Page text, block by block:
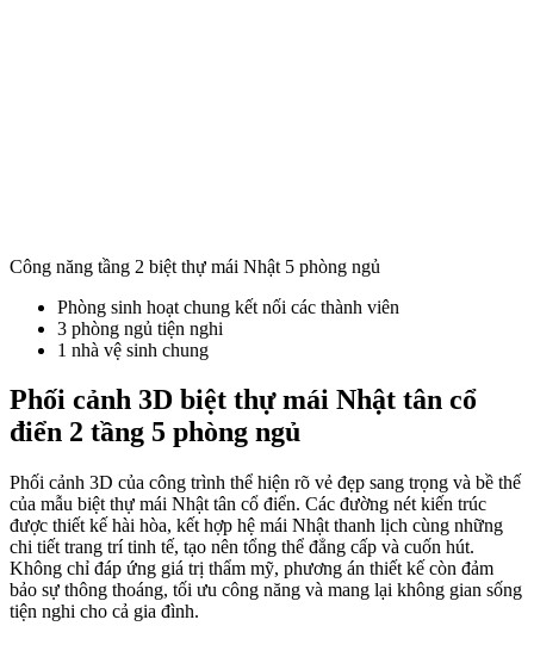
Công năng tầng 2 biệt thự mái Nhật 5 phòng ngủ
Phòng sinh hoạt chung kết nối các thành viên
3 phòng ngủ tiện nghi
1 nhà vệ sinh chung
Phối cảnh 3D biệt thự mái Nhật tân cổ
điển 2 tầng 5 phòng ngủ
Phối cảnh 3D của công trình thể hiện rõ vẻ đẹp sang trọng và bề thế
của mẫu biệt thự mái Nhật tân cổ điển. Các đường nét kiến trúc
được thiết kế hài hòa, kết hợp hệ mái Nhật thanh lịch cùng những
chi tiết trang trí tinh tế, tạo nên tổng thể đẳng cấp và cuốn hút.
Không chỉ đáp ứng giá trị thẩm mỹ, phương án thiết kế còn đảm
bảo sự thông thoáng, tối ưu công năng và mang lại không gian sống
tiện nghi cho cả gia đình.